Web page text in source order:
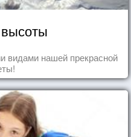
видами нашей прекрасной